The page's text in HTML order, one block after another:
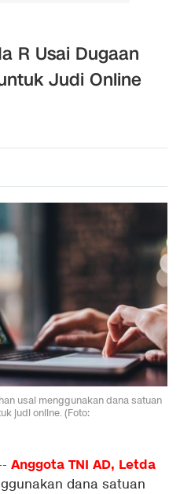
R Usai Dugaan
Judi Online
usai menggunakan dana satuan
judi online. (Foto:
Anggota TNI AD, Letda
dana satuan